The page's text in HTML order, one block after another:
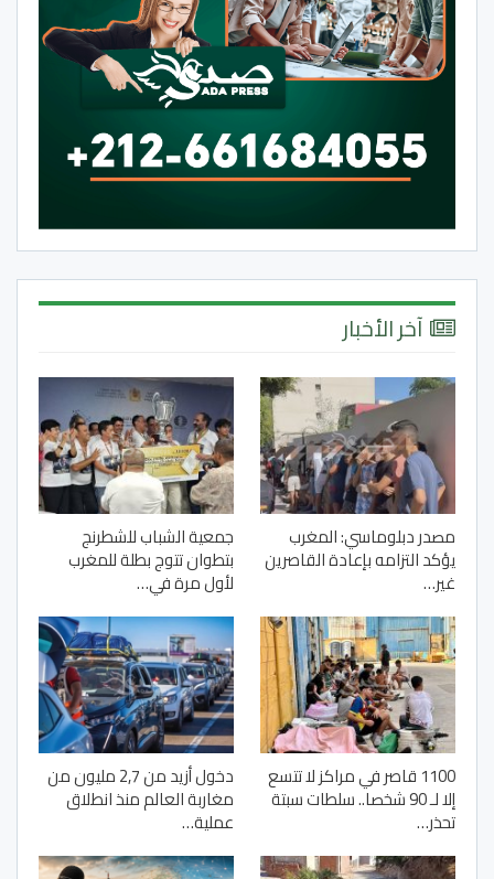
آخر الأخبار
مصدر دبلوماسي: المغرب
يؤكد التزامه بإعادة القاصرين
غير…
جمعية الشباب للشطرنج
بتطوان تتوج بطلة للمغرب
لأول مرة في…
1100 قاصر في مراكز لا تتسع
إلا لـ 90 شخصا.. سلطات سبتة
تحذر…
دخول أزيد من 2,7 مليون من
مغاربة العالم منذ انطلاق
عملية…